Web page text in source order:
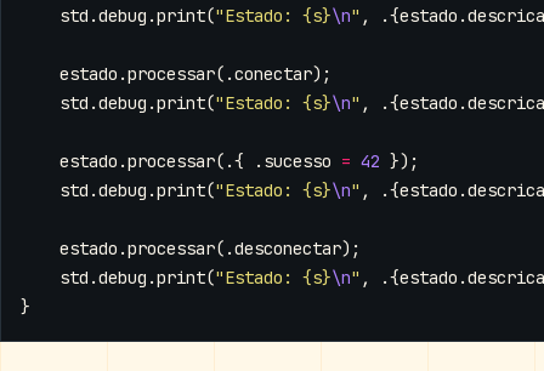
std .debug .print("Estado: {s}\n" , .{estado .
estado .processar(.conectar);
std .debug .print("Estado: {s}\n" , .{estado .
estado .processar(.{ . sucesso = 42 });
std .debug .print("Estado: {s}\n" , .{estado .
estado .processar(.desconectar);
std .debug .print("Estado: {s}\n" , .{estado .
}